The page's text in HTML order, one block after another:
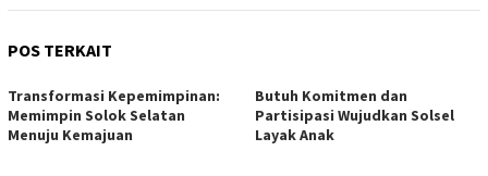
POS TERKAIT
Transformasi Kepemimpinan:
Memimpin Solok Selatan
Menuju Kemajuan
Butuh Komitmen dan
Partisipasi Wujudkan Solsel
Layak Anak